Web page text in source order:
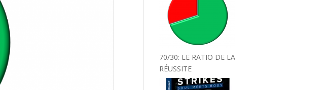
70/30: LE RATIO DE LA
RÉUSSITE